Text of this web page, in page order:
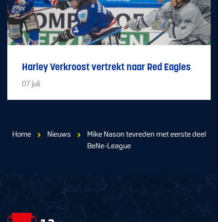
Harley Verkroost vertrekt naar Red Eagles
07 juli
Home Nieuws
Mike Nason tevreden met eerste deel
BeNe-League